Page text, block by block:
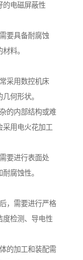
的电磁屏蔽性
要具备耐腐蚀
料。
采用数控机床
何形状。
的内部结构或难
采用电火花加工
要进行表面处
腐蚀性。
，需要进行严格
度检测、导电性
的加工和装配需